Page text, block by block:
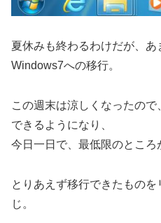
夏休みも終わるわけだが、
Windows7への移行。
この週末は涼しくなったので
できるようになり、
今日一日で、最低限のところ
とりあえず移行できたもの
じ。